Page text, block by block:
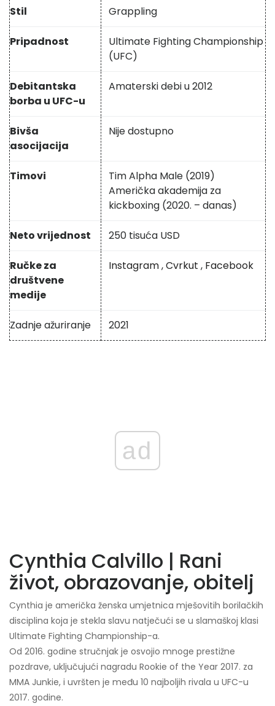
Stil Grappling
Pripadnost
Ultimate Fighting Championship
(UFC)
Debitantska
borba u UFC-u
Amaterski debi u 2012
Bivša
asocijacija
Nije dostupno
Timovi
Tim Alpha Male (2019)
Američka akademija za
kickboxing (2020. – danas)
Neto vrijednost 250 tisuća USD
Ručke za
društvene
medije
Instagram,Cvrkut , Facebook
Zadnje ažuriranje 2021
ad
Cynthia Calvillo | Rani
život, obrazovanje, obitelj
Cynthia je američka ženska umjetnica mješovitih borilačkih
disciplina koja je stekla slavu natječući se u slamaškoj klasi
Ultimate Fighting Championship-a.
Od 2016. godine stručnjak je osvojio mnoge prestižne
pozdrave, uključujući nagradu Rookie of the Year 2017. za
MMA Junkie, i uvršten je među 10 najboljih rivala u UFC-u
2017. godine.